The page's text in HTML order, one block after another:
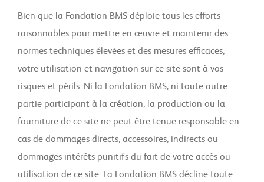
Bien que la Fondation BMS déploie tous les efforts
raisonnables pour mettre en œuvre et maintenir des
normes techniques élevées et des mesures efficaces,
votre utilisation et navigation sur ce site sont à vos
risques et périls. Ni la Fondation BMS, ni toute autre
partie participant à la création, la production ou la
fourniture de ce site ne peut être tenue responsable en
cas de dommages directs, accessoires, indirects ou
dommages-intérêts punitifs du fait de votre accès ou
utilisation de ce site. La Fondation BMS décline toute